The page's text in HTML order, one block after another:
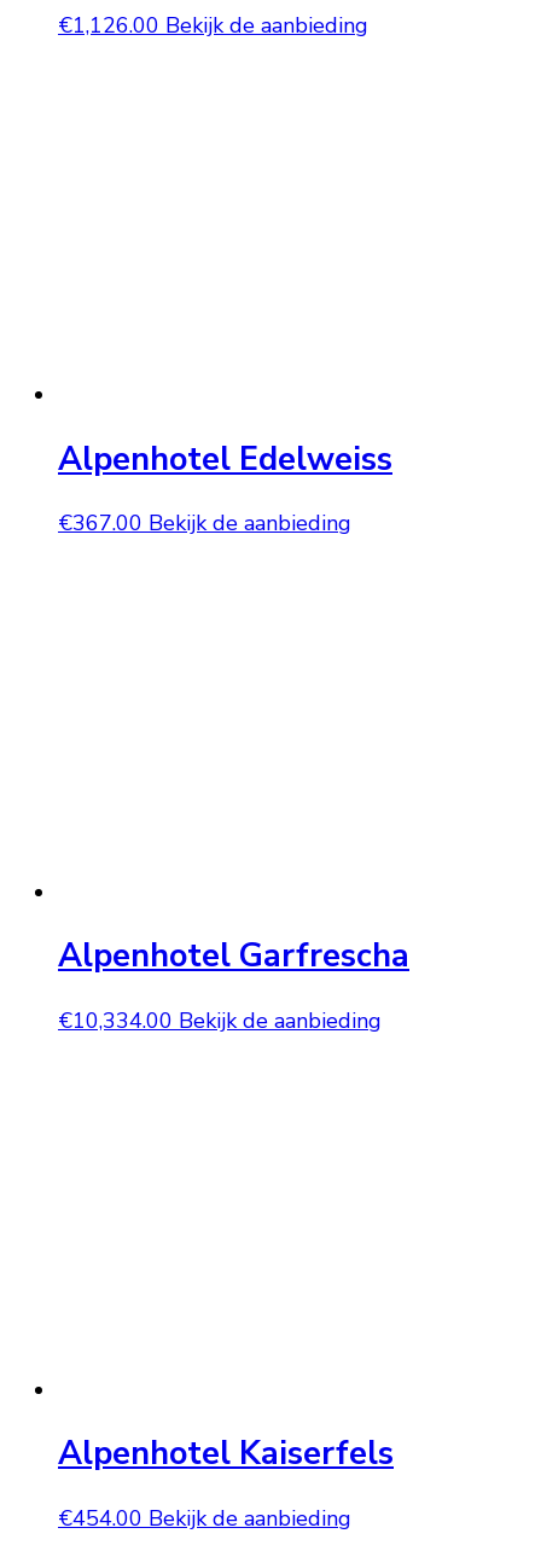
€1,126.00 Bekijk de aanbieding
Alpenhotel Edelweiss
€367.00 Bekijk de aanbieding
Alpenhotel Garfrescha
€10,334.00 Bekijk de aanbieding
Alpenhotel Kaiserfels
€454.00 Bekijk de aanbieding